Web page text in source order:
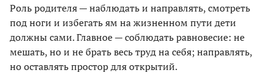
Роль родителя — наблюдать и направлять, смотреть
под ноги и избегать ям на жизненном пути дети
должны сами. Главное — соблюдать равновесие: не
мешать, но и не брать весь труд на себя; направлять,
но оставлять простор для открытий.